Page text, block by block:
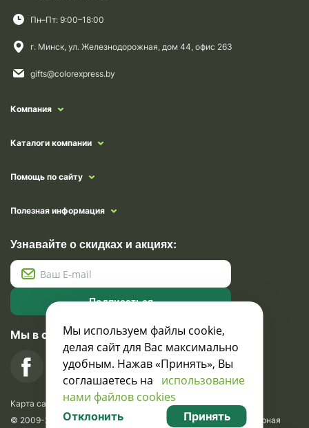
Пн–Пт: 9:00–18:00
г. Минск, ул. Железнодорожная, дом 44, офис 263
gifts@colorexpress.by
Компания
Каталоги компании
Помощь по сайту
Полезная информация
Узнавайте о скидках и акциях:
Подписаться
Мы в социальных сетях
Карта сайта
© 2009-2026 Krasavik.by. Сувениры оптом. Рекламно-сувенирная
Мы используем файлы cookie,
делая сайт для Вас максимально
удобным. Нажав «Принять», Вы
соглашаетесь на использование
нами файлов cookies
Отклонить Принять